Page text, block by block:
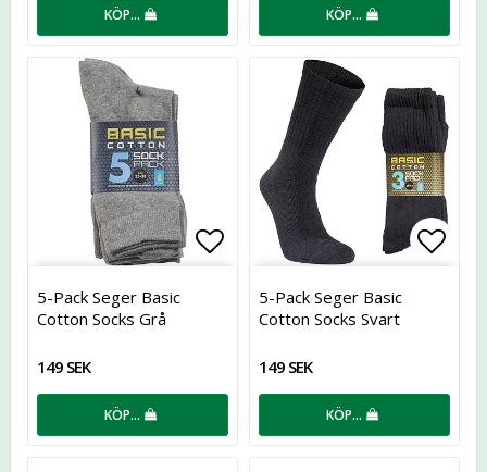
KÖP… KÖP…
Lägg till i favoritlistan
5-Pack Seger Basic
Cotton Socks Grå
149 SEK
KÖP…
5-Pack Seger Basic
Cotton Socks Svart
149 SEK
KÖP…